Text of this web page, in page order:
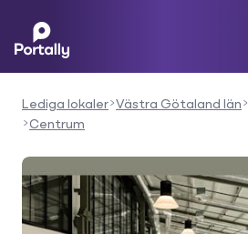
Lediga lokaler Västra Götaland län
Centrum